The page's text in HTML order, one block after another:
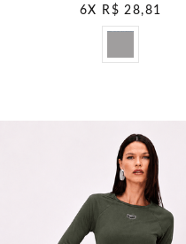
6X R$ 28,81